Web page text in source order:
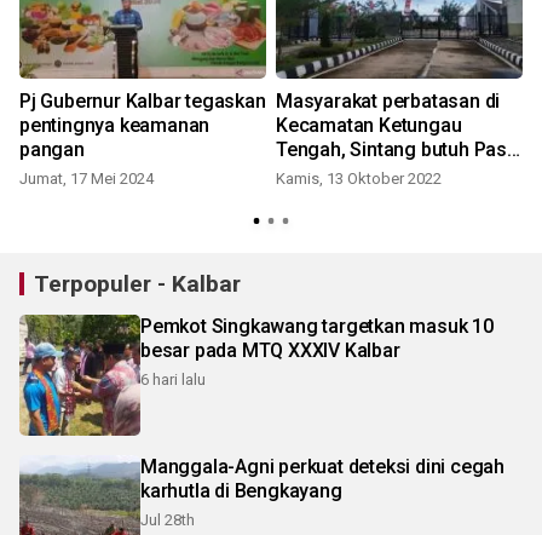
Pj Gubernur Kalbar tegaskan
pentingnya keamanan
pangan
Jumat, 17 Mei 2024
Masyarakat perbatasan di
Kecamatan Ketungau
Tengah, Sintang butuh Pas
Lintas Batas
Kamis, 13 Oktober 2022
Terpopuler - Kalbar
Pemkot Singkawang targetkan masuk 10
besar pada MTQ XXXIV Kalbar
6 hari lalu
Manggala-Agni perkuat deteksi dini cegah
karhutla di Bengkayang
Jul 28th